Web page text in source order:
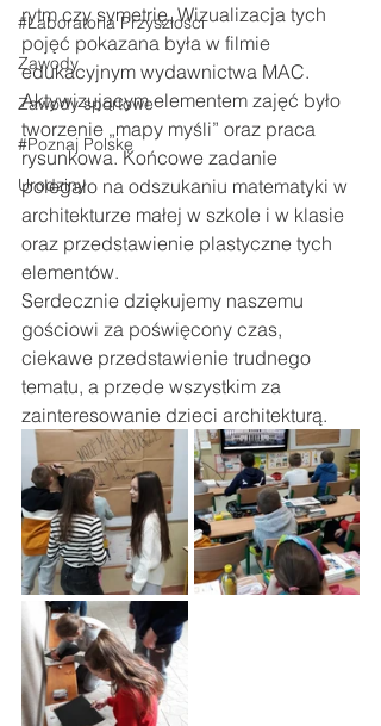
#Laboratoria Przyszłości
Zawody
Zawody sportowe
#Poznaj Polskę
Urodziny
rytm czy symetrię. Wizualizacja tych
pojęć pokazana była w filmie
edukacyjnym wydawnictwa MAC.
Aktywizującym elementem zajęć było
tworzenie „mapy myśli” oraz praca
rysunkowa. Końcowe zadanie
polegało na odszukaniu matematyki w
architekturze małej w szkole i w klasie
oraz przedstawienie plastyczne tych
elementów.
Serdecznie dziękujemy naszemu
gościowi za poświęcony czas,
ciekawe przedstawienie trudnego
tematu, a przede wszystkim za
zainteresowanie dzieci architekturą.